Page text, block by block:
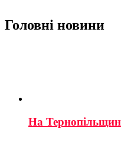
Головні новини
На